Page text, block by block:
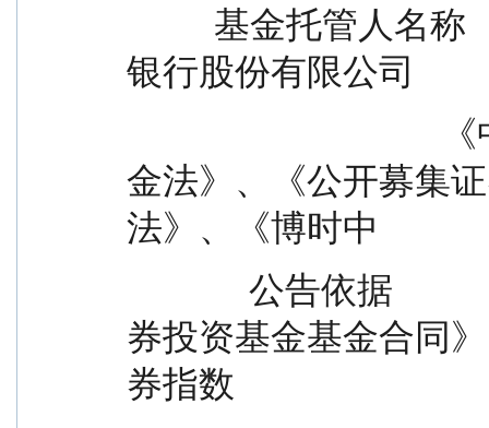
银行股份有限公司
金法》、《公开募集
法》、《博时中
券投资基金基金合同
券指数